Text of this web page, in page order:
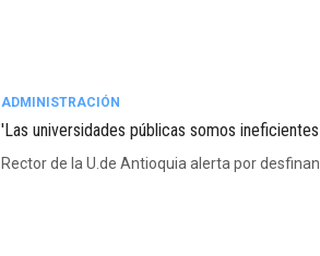
ADMINISTRACIÓN
'Las universidades públicas somos
Rector de la U.de Antioquia alerta por